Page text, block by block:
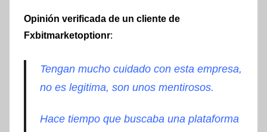
Opinión verificada de un cliente de
Fxbitmarketoptionr:
Tengan mucho cuidado con esta empresa,
no es legitima, son unos mentirosos.
Hace tiempo que buscaba una plataforma